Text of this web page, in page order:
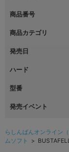
商品番号
商品カテゴリ
発売日
ハード
型番
発売イベント
らしんばんオンライン
ムソフト
>